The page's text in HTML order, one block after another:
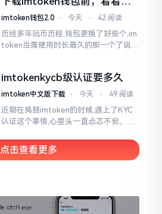
议
用户都咋说
imtoken钱包2.0 ⋅ 今天 ⋅ 42 阅读
历经多年玩币历程,钱包更换了好些个,im
token当属使用时长最久的那一个了说实
imtokenkycb级认证要多久
imtoken中文版下载 ⋅ 今天 ⋅ 49 阅读
近期在捣鼓imtoken的时候,遇上了KYC
认证这个事情,心里头一直忐忑不安。B
一番,也向几位玩币的朋友打听了下,大家
说的都不一样
点击查看更多